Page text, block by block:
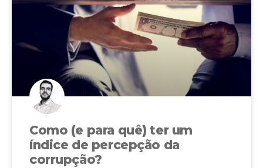
Como (e para quê) ter um
índice de percepção da
corrupção?